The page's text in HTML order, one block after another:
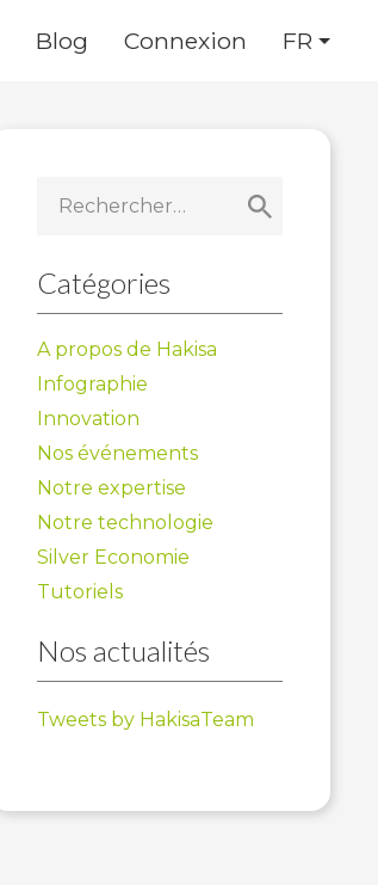
Blog Connexion FR
Catégories
A propos de Hakisa
Infographie
Innovation
Nos événements
Notre expertise
Notre technologie
Silver Economie
Tutoriels
Nos actualités
Tweets by HakisaTeam